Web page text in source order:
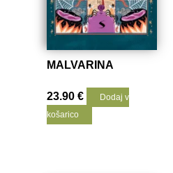
MALVARINA
23.90€
Dodaj v
košarico